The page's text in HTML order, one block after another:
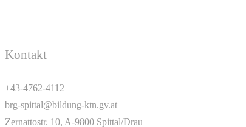
Kontakt
+43-4762-4112
brg-spittal@bildung-ktn.gv.at
Zernattostr. 10, A-9800 Spittal/Drau